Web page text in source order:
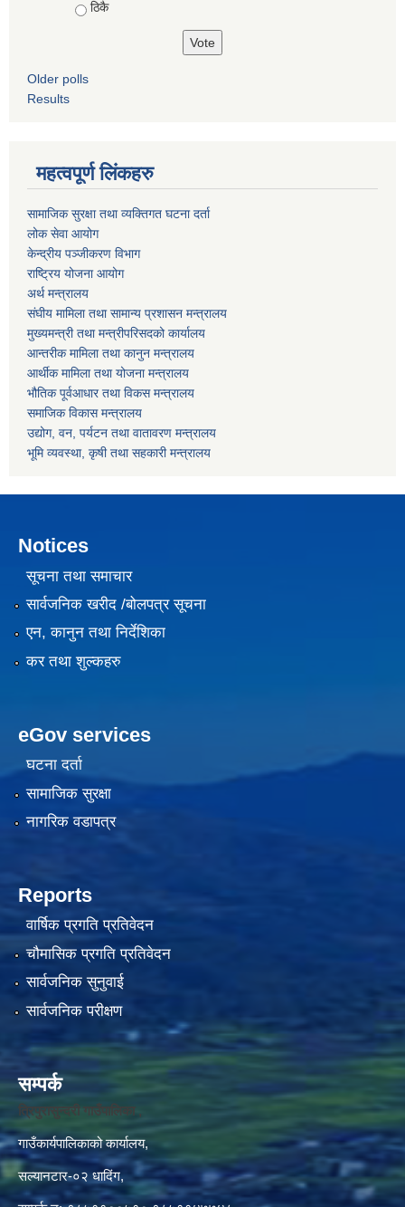
ठिकै
Older polls
Results
महत्वपूर्ण लिंकहरु
सामाजिक सुरक्षा तथा व्यक्तिगत घटना दर्ता
लोक सेवा आयोग
केन्द्रीय पञ्जीकरण विभाग
राष्ट्रिय योजना आयोग
अर्थ मन्त्रालय
संघीय मामिला तथा सामान्य प्रशासन मन्त्रालय
मुख्यमन्त्री तथा मन्त्रीपरिसदको कार्यालय
आन्तरीक मामिला तथा कानुन मन्त्रालय
आर्थीक मामिला तथा योजना मन्त्रालय
भौतिक पूर्वआधार तथा विकस मन्त्रालय
समाजिक विकास मन्त्रालय
उद्योग, वन, पर्यटन तथा वातावरण मन्त्रालय
भूमि व्यवस्था, कृषी तथा सहकारी मन्त्रालय
Notices
सूचना तथा समाचार
सार्वजनिक खरीद /बोलपत्र सूचना
एन, कानुन तथा निर्देशिका
कर तथा शुल्कहरु
eGov services
घटना दर्ता
सामाजिक सुरक्षा
नागरिक वडापत्र
Reports
वार्षिक प्रगति प्रतिवेदन
चौमासिक प्रगति प्रतिवेदन
सार्वजनिक सुनुवाई
सार्वजनिक परीक्षण
सम्पर्क
त्रिपुरासुन्दरी गाउँपालिका ,
गाउँकार्यपालिकाको कार्यालय,
सल्यानटार-०२ धादिंग,